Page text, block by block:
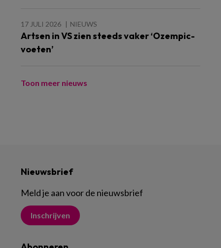
17 JULI 2026 NIEUWS
Artsen in VS zien steeds vaker ‘Ozempic-
voeten’
Toon meer nieuws
Nieuwsbrief
Meld je aan voor de nieuwsbrief
Inschrijven